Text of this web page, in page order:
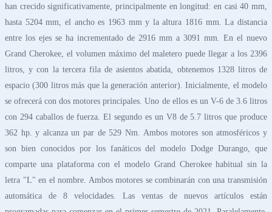
han crecido significativamente, principalmente en longitud: en casi 40 mm,
hasta 5204 mm, el ancho es 1963 mm y la altura 1816 mm. La distancia
entre los ejes se ha incrementado de 2916 mm a 3091 mm. En el nuevo
Grand Cherokee, el volumen máximo del maletero puede llegar a los 2396
litros, y con la tercera fila de asientos abatida, obtenemos 1328 litros de
espacio (300 litros más que la generación anterior). Inicialmente, el modelo
se ofrecerá con dos motores principales. Uno de ellos es un V-6 de 3.6 litros
con 294 caballos de fuerza. El segundo es un V8 de 5.7 litros que produce
362 hp. y alcanza un par de 529 Nm. Ambos motores son atmosféricos y
son bien conocidos por los fanáticos del modelo Dodge Durango, que
comparte una plataforma con el modelo Grand Cherokee habitual sin la
letra "L" en el nombre. Ambos motores se combinarán con una transmisión
automática de 8 velocidades. Las ventas de nuevos artículos están